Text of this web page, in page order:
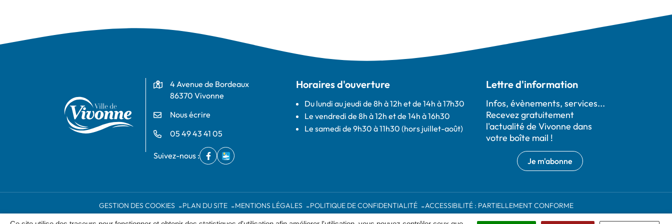
Adresse
4 Avenue de Bordeaux
86370 Vivonne
Nous écrire
05 49 43 41 05
Suivez-nous :
Facebook
(ouverture dans un nouvel onglet)
IntraMuros
(ouverture dans un nouvel onglet)
Horaires d'ouverture
Du lundi au jeudi de 8h à 12h et de 14h à 17h30
Le vendredi de 8h à 12h et de 14h à 16h30
Le samedi de 9h30 à 11h30 (hors juillet-août)
Lettre d'information
Infos, évènements, services...
Recevez gratuitement
l'actualité de Vivonne dans
votre boîte mail !
Je m'abonne
GESTION DES COOKIES PLAN DU SITE MENTIONS LÉGALES POLITIQUE DE CONFIDENTIALITÉ ACCESSIBILITÉ : PARTIELLEMENT CONFORME